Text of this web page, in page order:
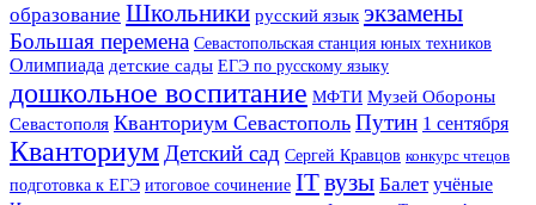
образование Школьники русский язык экзамены
Большая перемена Севастопольская станция юных техников
Олимпиада детские сады ЕГЭ по русскому языку
дошкольное воспитание МФТИ Музей Обороны
Севастополя Кванториум Севастополь Путин 1 сентября
КванториумДетский сад Сергей Кравцов конкурс чтецов
подготовка к ЕГЭ итоговое сочинение ITвузы Балет учёные